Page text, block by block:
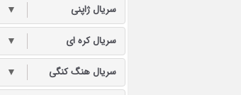
سریال ژاپنی ▼
سریال کره ای ▼
سریال هنگ کنگی ▼